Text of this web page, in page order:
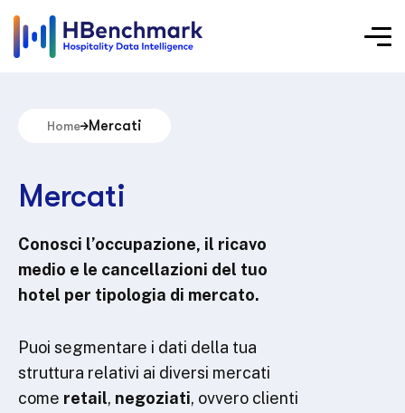
Home Mercati
Mercati
Conosci l’occupazione, il ricavo
medio e le cancellazioni del tuo
hotel per tipologia di mercato.
Puoi segmentare i dati della tua
struttura relativi ai diversi mercati
come retail, negoziati, ovvero clienti